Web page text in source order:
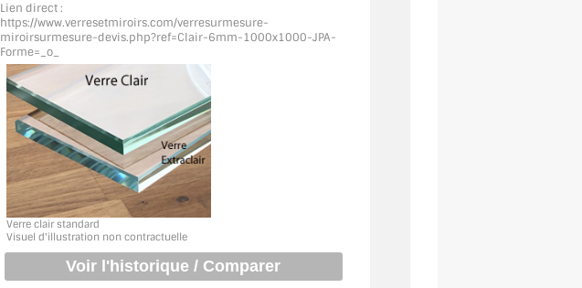
Lien direct :
https://www.verresetmiroirs.com/verresurmesure-
miroirsurmesure-devis.php?ref=Clair-6mm-1000x1000-JPA-
Forme=_o_
Verre clair standard
Visuel d'illustration non contractuelle